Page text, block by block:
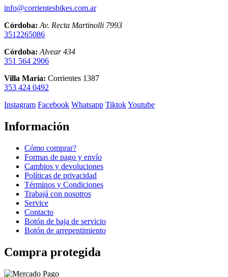
info@corrientesbikes.com.ar
Córdoba: Av. Recta Martinolli 7993
3512265086
Córdoba: Alvear 434
351 564 2906
Villa María: Corrientes 1387
353 424 0492
Instagram Facebook Whatsapp TiktokYoutube
Información
Cómo comprar?
Formas de pago y envío
Cambios y devoluciones
Políticas de privacidad
Términos y Condiciones
Trabajá con nosotros
Service
Contacto
Botón de baja de servicio
Botón de arrepentimiento
Compra protegida